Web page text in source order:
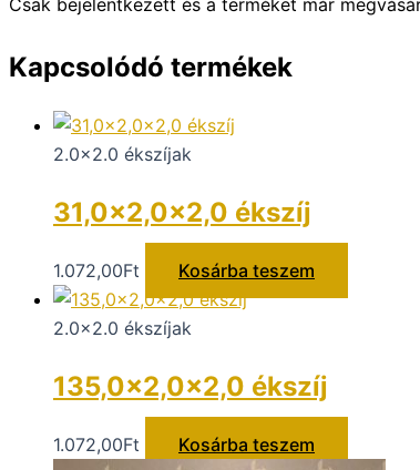
Csak bejelentkezett és a terméket már
Kapcsolódó termékek
2.0x2.0 ékszíjak
31,0×2,0×2,0 ékszíj
1.072,00Ft Kosárba teszem
2.0x2.0 ékszíjak
135,0×2,0×2,0 ékszíj
1.072,00Ft Kosárba teszem